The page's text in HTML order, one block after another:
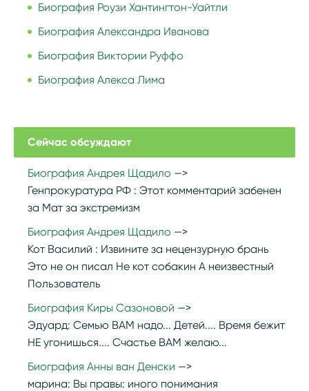
Биография Роузи Хантингтон-Уайтли
Биография Александра Иванова
Биография Виктории Руффо
Биография Алекса Лима
Сейчас обсуждают
Биография Андрея Щадило
Генпрокуратура РФ : Этот комментарий забенен
за Мат за экстремизм
Биография Андрея Щадило
Кот Василий : Извините за нецензурную брань
Это не он писал Не кот собакин А неизвестный
Пользователь
Биография Киры Сазоновой
Эдуард: Семью ВАМ надо... Детей.... Время бежит
НЕ угонишься.... Счастье ВАМ желаю...
Биография Анны ван Денски
марина: Вы правы: иного понимания